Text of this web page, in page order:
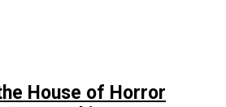
House of Horror